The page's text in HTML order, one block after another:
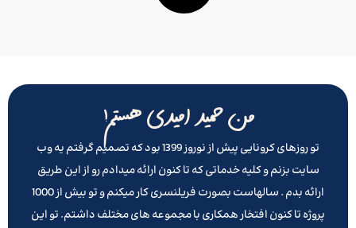
من حمید امیدی هستم!
تو روزهای کرونایی پیش از نوروز 1399 بود که تصمیم گرفتم یه وب
سایت بزنم و کلیه خدماتی که تا کنون ارائه میدادم رو از این طریق
ارائه بدم . سالهاست بصورت فریلنسری کار میکنم و تو بیش از 1000
پروژه تا کنون افتخار همکاری با مجموعه های مختلف داشتم. تو این